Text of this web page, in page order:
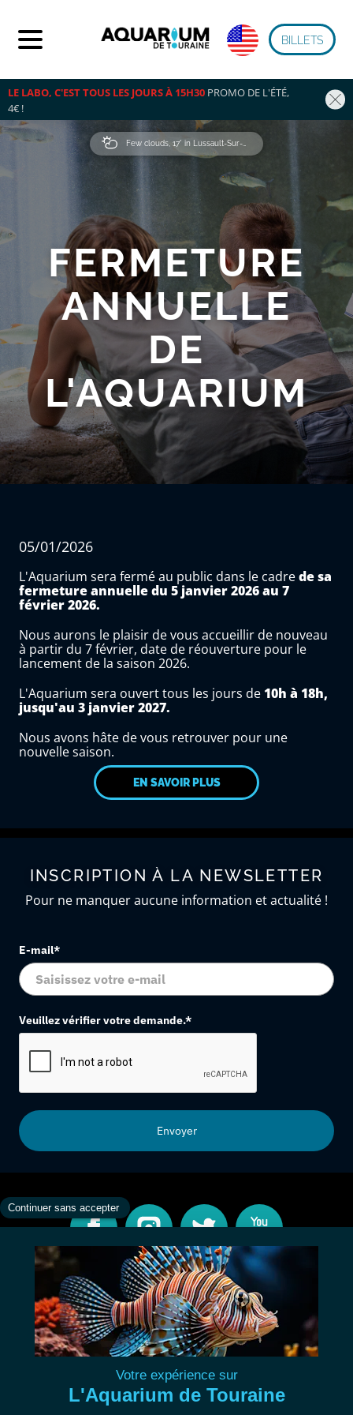
BILLETS
LE LABO, C'EST TOUS LES JOURS À 15H30 PROMO DE L'ÉTÉ,
4€ !
Few clouds, 17° in Lussault-Sur-Loire
FERMETURE
ANNUELLE
DE
L'AQUARIUM
05/01/2026
L'Aquarium sera fermé au public dans le cadrede sa
fermeture annuelle du 5 janvier 2026 au 7
février 2026.
Nous aurons le plaisir de vous accueillir de nouveau
à partir du 7 février, date de réouverture pour le
lancement de la saison 2026.
L'Aquarium sera ouvert tous les jours de 10h à 18h,
jusqu'au 3 janvier 2027.
Nous avons hâte de vous retrouver pour une
nouvelle saison.
EN SAVOIR PLUS
INSCRIPTION À LA NEWSLETTER
Pour ne manquer aucune information et actualité !
E-mail*
Veuillez vérifier votre demande.*
Envoyer
CONTACT
INFORMATIONS